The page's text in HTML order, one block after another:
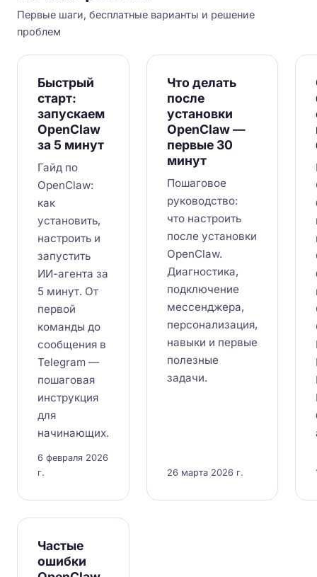
Первые шаги, бесплатные варианты и решение
проблем
Быстрый
старт:
запускаем
OpenClaw
за 5 минут
Гайд по
OpenClaw:
как
установить,
настроить и
запустить
ИИ-агента за
5 минут. От
первой
команды до
сообщения в
Telegram —
пошаговая
инструкция
для
начинающих.
6 февраля 2026
г.
Что делать
после
установки
OpenClaw —
первые 30
минут
Пошаговое
руководство:
что настроить
после установки
OpenClaw.
Диагностика,
подключение
мессенджера,
персонализация,
навыки и первые
полезные
задачи.
26 марта 2026 г.
Частые
ошибки